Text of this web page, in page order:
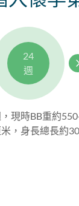
24
週
現時BB重約
米，身長總長約